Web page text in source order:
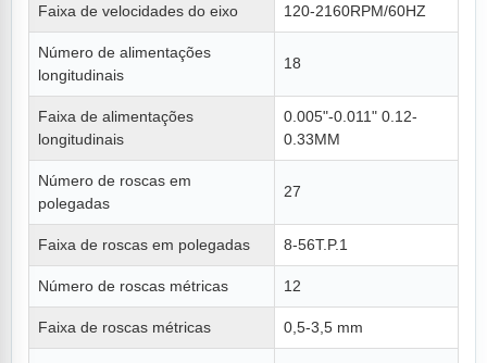
Faixa de velocidades do eixo 120-2160RPM/60HZ
Número de alimentações
longitudinais
18
Faixa de alimentações
longitudinais
0.005"-0.011" 0.12-
0.33MM
Número de roscas em
polegadas
27
Faixa de roscas em polegadas 8-56T.P.1
Número de roscas métricas 12
Faixa de roscas métricas 0,5-3,5 mm